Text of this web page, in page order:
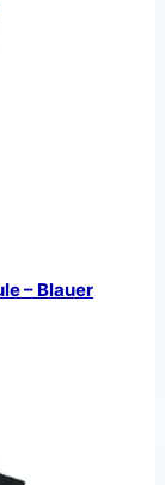
– Blauer